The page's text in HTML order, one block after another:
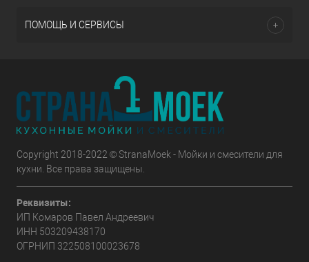
ПОМОЩЬ И СЕРВИСЫ
Copyright 2018-2022 © StranaMoek - Мойки и смесители для
кухни. Все права защищены.
Реквизиты:
ИП Комаров Павел Андреевич
ИНН 503209438170
ОГРНИП 322508100023678